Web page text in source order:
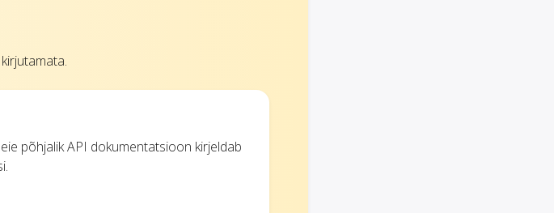
põhjalik API dokumentatsioon kirjeldab